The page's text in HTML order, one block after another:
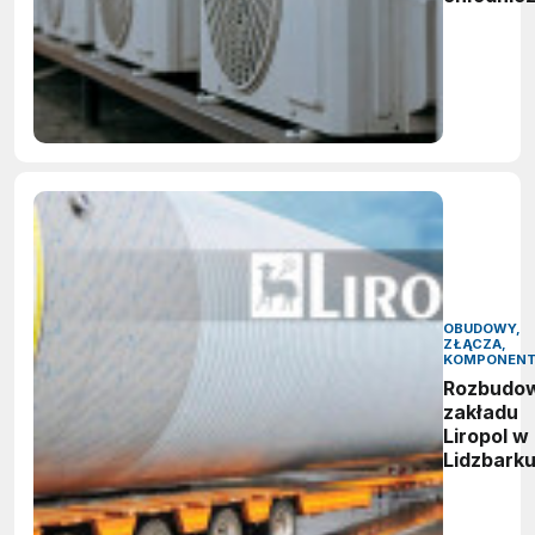
OBUDOWY,
ZŁĄCZA,
zakładu
Liropol w
Lidzbarku